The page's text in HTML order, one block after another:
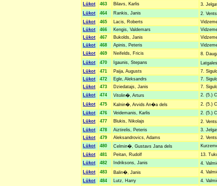
Lūkot
463 Bilavs, Karlis
3.
Lūkot
464 Rankis, Janis
2.
Lūkot
465 Lacis, Roberts
Lūkot
466 Kengis, Valdemars
Lūkot
467 Bukolds, Janis
Lūkot
468 Apinis, Peteris
Lūkot
469 Neifelds, Fricis
8.
Lūkot
470 Igaunis, Stepans
Lūkot
471 Paija, Augusts
7.
Lūkot
472 Egle, Aleksandrs
7.
Lūkot
473 Dziedatajs, Janis
7.
Lūkot
474 Vitolin�, Arturs
2. (5.)
Lūkot
475 Kalnin�, Arvids An�a dels
2. (5.)
Lūkot
476 Veidemanis, Karlis
2. (5.)
Lūkot
477 Blukis, Nikolajs
2.
Lūkot
478 Aiztirelis, Peteris
3.
Lūkot
479 Aleksandrovics, Adams
2.
Lūkot
480 Celmin�, Gustavs Jana dels
Lūkot
481 Peitan, Rudolf
13.
Lūkot
482 Indriksons, Janis
4.
Lūkot
483 Balin�, Janis
4.
Lūkot
484 Lutz, Harry
4.